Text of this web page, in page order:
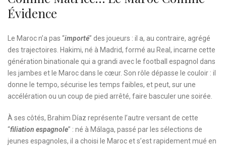
Évidence
Le Maroc n’a pas “importé” des joueurs : il a, au contraire, agrégé
des trajectoires. Hakimi, né à Madrid, formé au Real, incarne cette
génération binationale qui a grandi avec le football espagnol dans
les jambes et le Maroc dans le cœur. Son rôle dépasse le couloir : il
donne le tempo, sécurise les temps faibles, et peut, sur une
accélération ou un coup de pied arrêté, faire basculer une soirée.
À ses côtés, Brahim Díaz représente l’autre versant de cette
“filiation espagnole” : né à Málaga, passé par les sélections de
jeunes espagnoles, il a choisi le Maroc et s’est rapidement mué en